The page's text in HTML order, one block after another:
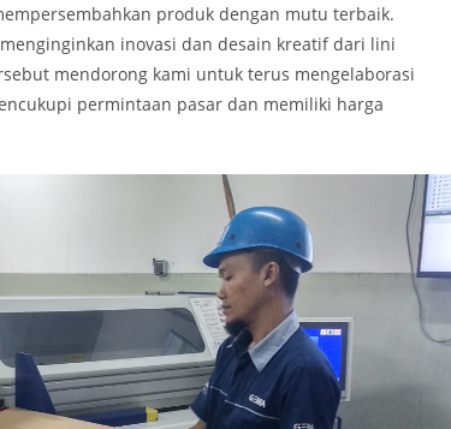
produk dengan mutu terbaik.
inovasi dan desain kreatif dari lini
mendorong kami untuk terus mengelaborasi
permintaan pasar dan memiliki harga